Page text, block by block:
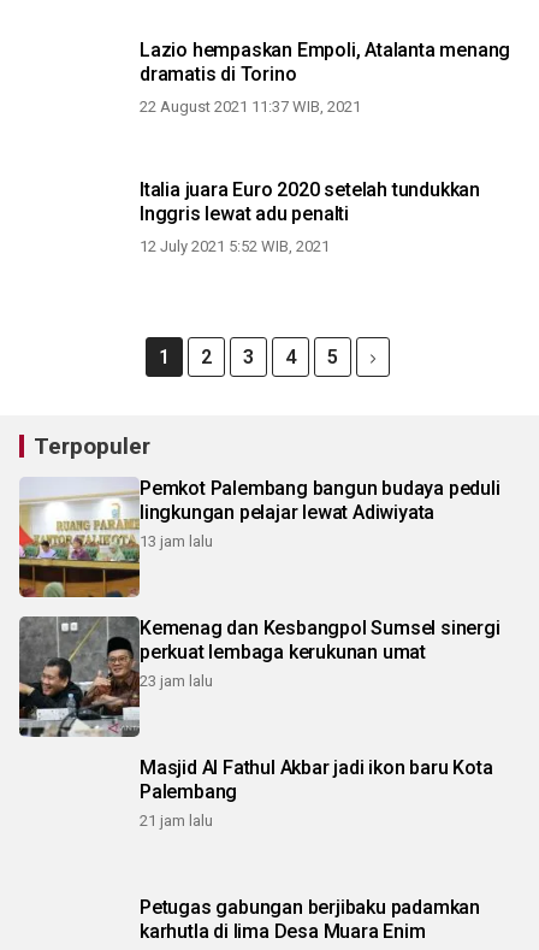
Lazio hempaskan Empoli, Atalanta menang
dramatis di Torino
22 August 2021 11:37 WIB, 2021
Italia juara Euro 2020 setelah tundukkan
Inggris lewat adu penalti
12 July 2021 5:52 WIB, 2021
1 2 3 4 5
Terpopuler
Pemkot Palembang bangun budaya peduli
lingkungan pelajar lewat Adiwiyata
13 jam lalu
Kemenag dan Kesbangpol Sumsel sinergi
perkuat lembaga kerukunan umat
23 jam lalu
Masjid Al Fathul Akbar jadi ikon baru Kota
Palembang
21 jam lalu
Petugas gabungan berjibaku padamkan
karhutla di lima Desa Muara Enim